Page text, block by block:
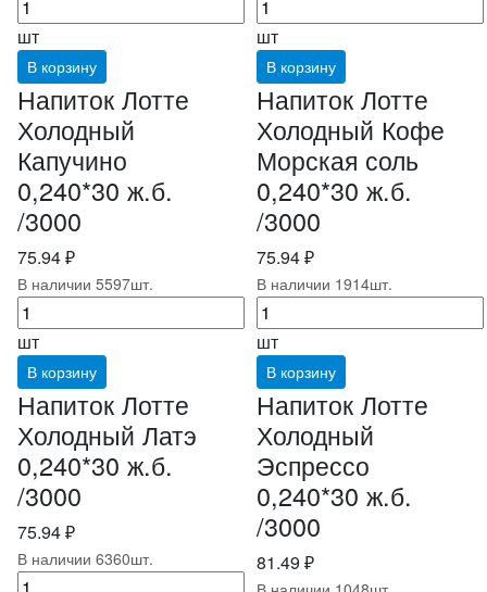
шт
В корзину
шт
В корзину
Напиток Лотте
Холодный
Капучино
0,240*30 ж.б.
/3000
75.94 ₽
В наличии 5597шт.
шт
В корзину
Напиток Лотте
Холодный Кофе
Морская соль
0,240*30 ж.б.
/3000
75.94 ₽
В наличии 1914шт.
шт
В корзину
Напиток Лотте
Холодный Латэ
0,240*30 ж.б.
/3000
75.94 ₽
В наличии 6360шт.
Напиток Лотте
Холодный
Эспрессо
0,240*30 ж.б.
/3000
81.49 ₽